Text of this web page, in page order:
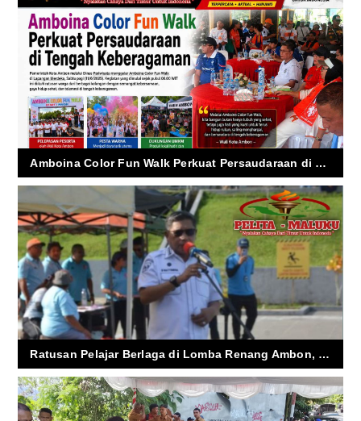
Amboina Color Fun Walk Perkuat Persaudaraan di Tengah Keberagaman
Ratusan Pelajar Berlaga di Lomba Renang Ambon, Wali Kota Tekankan Sportivitas dan Prestasi